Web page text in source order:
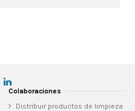
Colaboraciones
Distribuir productos de limpieza